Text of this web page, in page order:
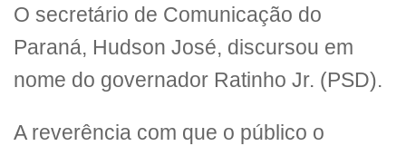
O secretário de Comunicação do
Paraná, Hudson José, discursou em
nome do governador Ratinho Jr. (PSD).
A reverência com que o público o